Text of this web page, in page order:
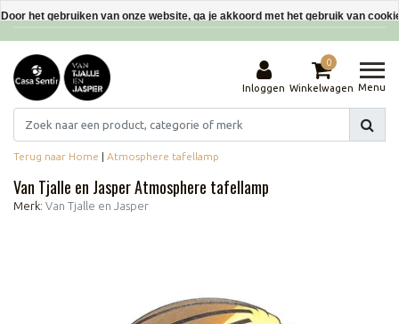
Interieurdecoraties van gerecyclede materialen
Inloggen
0
Winkelwagen Menu
Terug naar Home | Atmosphere tafellamp
Van Tjalle en Jasper Atmosphere tafellamp
Merk: Van Tjalle en Jasper
Door het gebruiken van onze website, ga je akkoord met het gebruik van